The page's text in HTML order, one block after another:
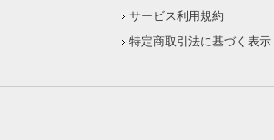
サービス利用規約
特定商取引法に基づく表示